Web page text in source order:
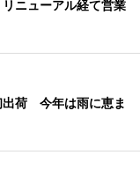
ニューアル経て営業
出荷 今年は雨に恵ま